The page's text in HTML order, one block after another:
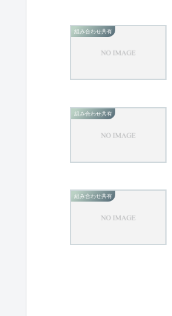
組み合わせ共有
組み合わせ共有
組み合わせ共有